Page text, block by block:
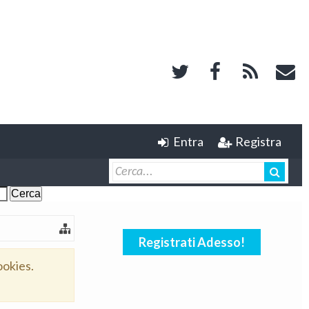
Entra Registra
Registrati Adesso!